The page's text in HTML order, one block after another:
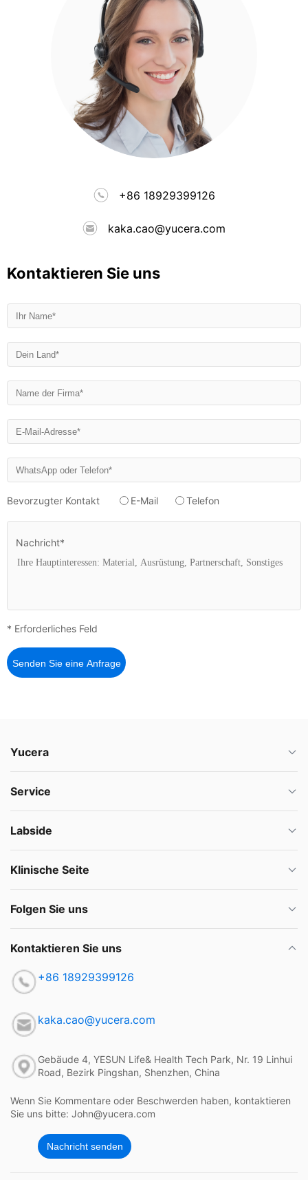
+86 18929399126
kaka.cao@yucera.com
Kontaktieren Sie uns
Bevorzugter Kontakt E-Mail Telefon
Nachricht*
* Erforderliches Feld
Senden Sie eine Anfrage
Yucera
Service
Labside
Klinische Seite
Folgen Sie uns
Kontaktieren Sie uns
+86 18929399126
kaka.cao@yucera.com
Gebäude 4, YESUN Life& Health Tech Park, Nr. 19 Linhui
Road, Bezirk Pingshan, Shenzhen, China
Wenn Sie Kommentare oder Beschwerden haben, kontaktieren
Sie uns bitte: John@yucera.com
Nachricht senden